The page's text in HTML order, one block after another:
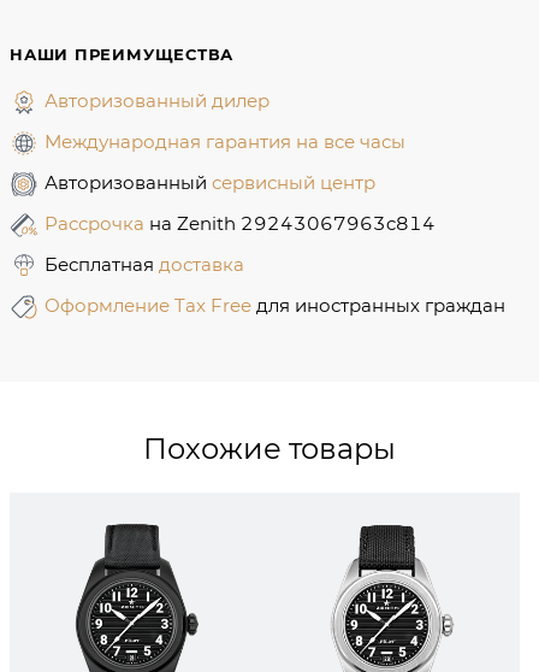
НАШИ ПРЕИМУЩЕСТВА
Авторизованный дилер
Международная гарантия на все часы
Авторизованный сервисный центр
Рассрочка на Zenith 29243067963c814
Бесплатная доставка
Оформление Tax Free для иностранных граждан
Похожие товары